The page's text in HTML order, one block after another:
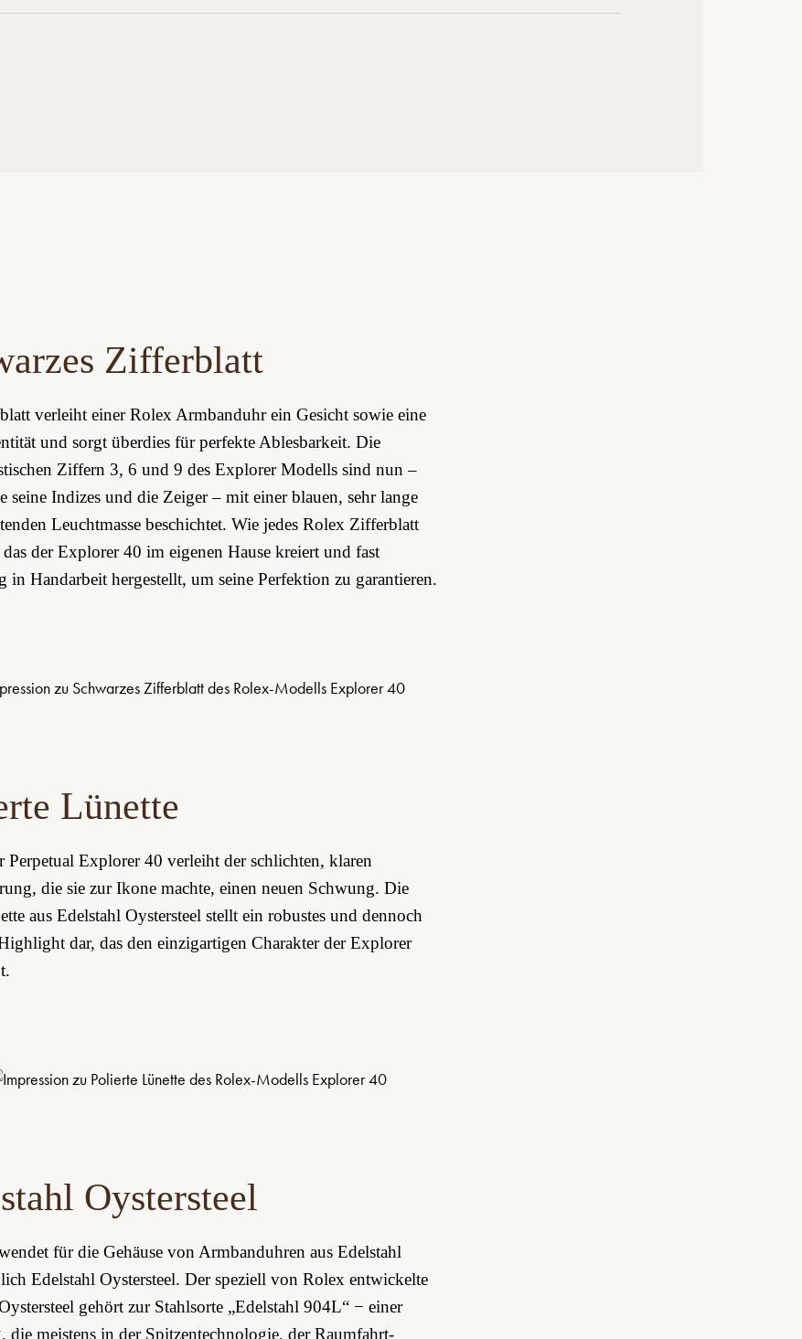
Zifferblatt
verleiht einer Rolex Armbanduhr ein Gesicht sowie eine
und sorgt überdies für perfekte Ablesbarkeit. Die
Ziffern 3, 6 und 9 des Explorer Modells sind nun –
seine Indizes und die Zeiger – mit einer blauen, sehr lange
Leuchtmasse beschichtet. Wie jedes Rolex Zifferblatt
der Explorer 40 im eigenen Hause kreiert und fast
in Handarbeit hergestellt, um seine Perfektion zu garantieren.
Lünette
Perpetual Explorer 40 verleiht der schlichten, klaren
die sie zur Ikone machte, einen neuen Schwung. Die
aus Edelstahl Oystersteel stellt ein robustes und dennoch
dar, das den einzigartigen Charakter der Explorer
Oystersteel
für die Gehäuse von Armbanduhren aus Edelstahl
Edelstahl Oystersteel. Der speziell von Rolex entwickelte
gehört zur Stahlsorte „Edelstahl 904L“ − einer
die meistens in der Spitzen­technologie, der Raumfahrt­